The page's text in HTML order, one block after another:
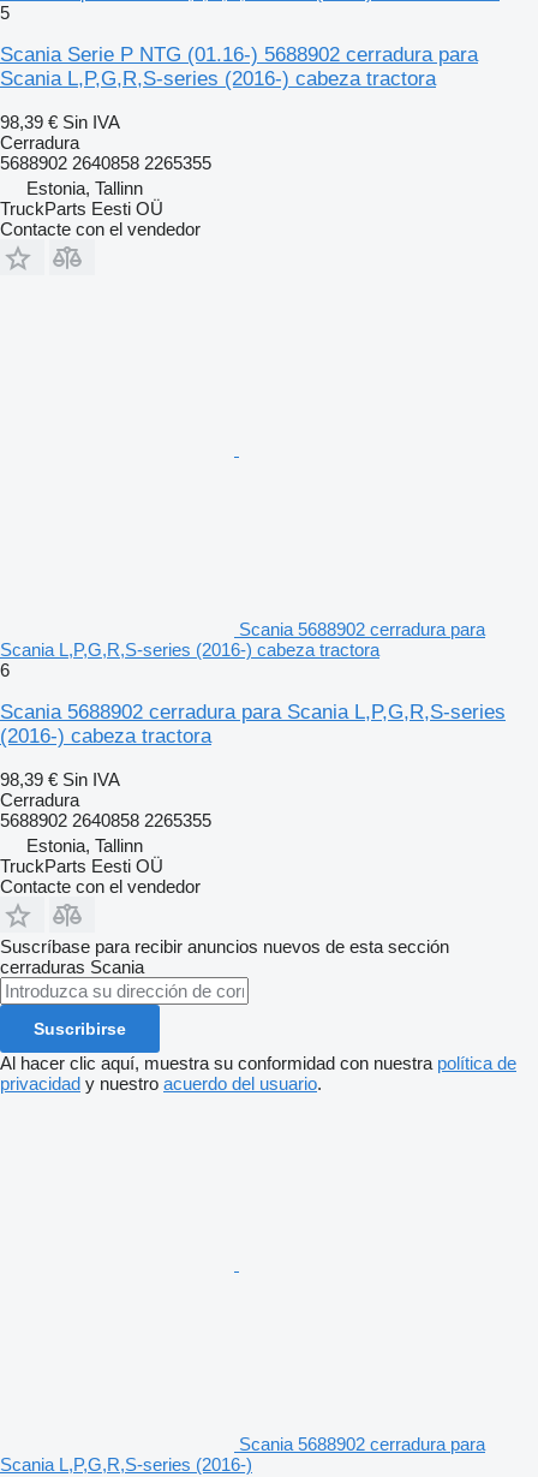
5
Scania Serie P NTG (01.16-) 5688902 cerradura para
Scania L,P,G,R,S-series (2016-) cabeza tractora
98,39 € Sin IVA
Cerradura
5688902 2640858 2265355
Estonia, Tallinn
TruckParts Eesti OÜ
Contacte con el vendedor
Scania 5688902 cerradura para
Scania L,P,G,R,S-series (2016-) cabeza tractora
6
Scania 5688902 cerradura para Scania L,P,G,R,S-series
(2016-) cabeza tractora
98,39 € Sin IVA
Cerradura
5688902 2640858 2265355
Estonia, Tallinn
TruckParts Eesti OÜ
Contacte con el vendedor
Suscríbase para recibir anuncios nuevos de esta sección
cerraduras Scania
Suscribirse
Al hacer clic aquí, muestra su conformidad con nuestra política de
privacidad y nuestro acuerdo del usuario.
Scania 5688902 cerradura para
Scania L,P,G,R,S-series (2016-)